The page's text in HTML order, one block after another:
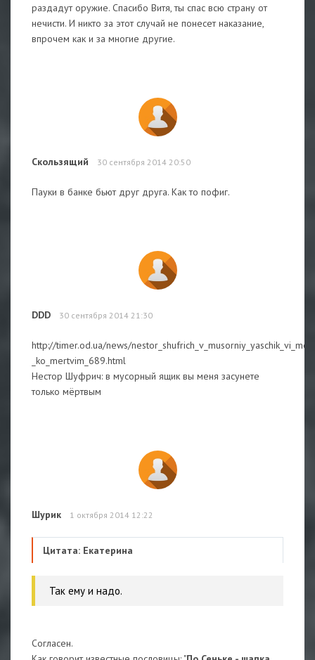
раздадут оружие. Спасибо Витя, ты спас всю страну от
нечисти. И никто за этот случай не понесет наказание,
впрочем как и за многие другие.
Скользящий 30 сентября 2014 20:50
Пауки в банке бьют друг друга. Как то пофиг.
DDD 30 сентября 2014 21:30
http://timer.od.ua/news/
_ko_mertvim_689.html
Нестор Шуфрич: в мусорный ящик вы меня засунете
только мёртвым
Шурик 1 октября 2014 12:22
Цитата: Екатерина
Так ему и надо.
Согласен.